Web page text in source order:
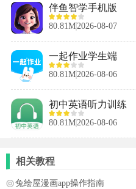
伴鱼智学手机版
80.81M2026-08-07
一起作业学生端
80.81M2026-08-06
初中英语听力训练
80.81M2026-08-06
相关教程
兔绘屋漫画app操作指南